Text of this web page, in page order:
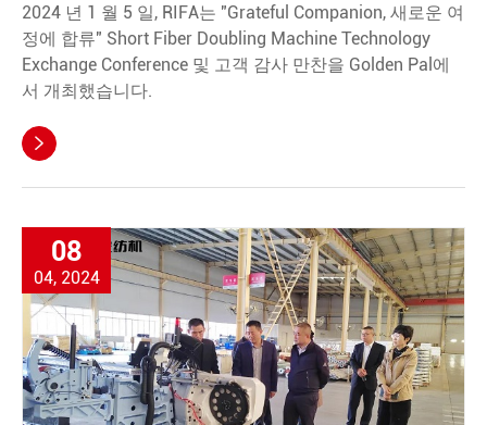
2024 년 1 월 5 일, RIFA는 "Grateful Companion, 새로운 여
정에 합류" Short Fiber Doubling Machine Technology
Exchange Conference 및 고객 감사 만찬을 Golden Pal에
서 개최했습니다.

08
04, 2024